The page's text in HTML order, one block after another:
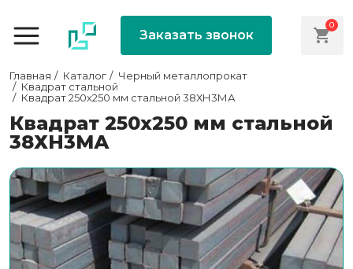
Заказать звонок
0
Главная Каталог
Черный металлопрокат
Квадрат стальной
Квадрат 250х250 мм стальной 38ХН3МА
Квадрат 250х250 мм стальной
38ХН3МА